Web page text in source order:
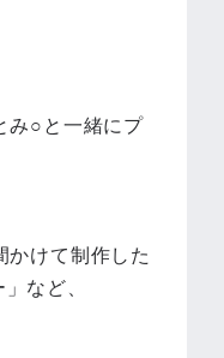
み○と一緒にプ
かけて制作した
など、